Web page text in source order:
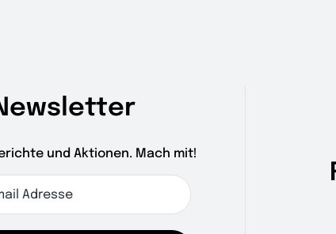
und Aktionen. Mach mit!